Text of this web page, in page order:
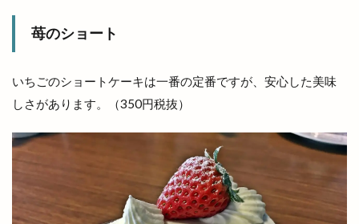
旧JA平田中央支店
早特7
旬彩IZAKAYA 旬彩酒房
旬菜
旬魚旬彩わや
旭IC
明治神宮
星のリゾート
星空ガーデン
星花ヨガスタジオ
春
春のまちあるき
春のフラワーフェスタ
春の感謝祭
春の青空市
苺のショート
いちごのショートケーキは一番の定番ですが、安心した美味
しさがあります。（350円税抜）